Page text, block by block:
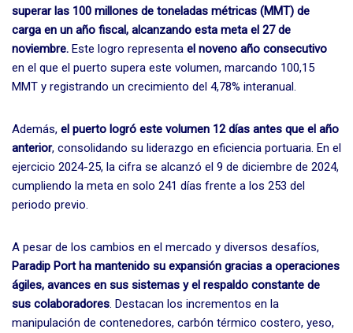
superar las 100 millones de toneladas métricas (MMT) de
carga en un año fiscal, alcanzando esta meta el 27 de
noviembre. Este logro representa el noveno año consecutivo
en el que el puerto supera este volumen, marcando 100,15
MMT y registrando un crecimiento del 4,78% interanual.
Además, el puerto logró este volumen 12 días antes que el año
anterior, consolidando su liderazgo en eficiencia portuaria. En el
ejercicio 2024-25, la cifra se alcanzó el 9 de diciembre de 2024,
cumpliendo la meta en solo 241 días frente a los 253 del
periodo previo.
A pesar de los cambios en el mercado y diversos desafíos,
Paradip Port ha mantenido su expansión gracias a operaciones
ágiles, avances en sus sistemas y el respaldo constante de
sus colaboradores. Destacan los incrementos en la
manipulación de contenedores, carbón térmico costero, yeso,